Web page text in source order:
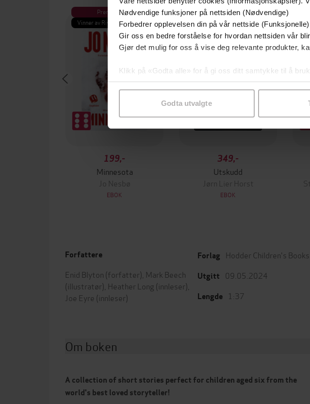
Nødvendige funksjoner på nettsiden (Nødvendige)
Forbedrer opplevelsen din på vår nettside (Funksjonelle)
Gir oss en bedre forståelse for hvordan nettsiden vår
Gjør det mulig for oss å vise deg relevante produkter,
Klikk på «Godta alle» for å gi oss ditt samtykke til å
samtykke til spesifikke formål ved å klikke på
Godta utvalgte
Premium
Vinner av Rivertonprisen
199,-
Minnesota
Jo Nesbø
EBOK
Premium
Første gang på tilbud
349,-
Utskudd
Jørn Lier Horst
EBOK
Forfattere
Enid Blyton (forfatter), Mark Beech
(illustratør), Heather Long (innleser),
Joe Eyre (innleser)
Forlag Hodder Children's Books
Utgitt 09.05.2024
Lengde 1:37
Om boken
A collection of short stories perfect for children aged six from the
world's best loved storyteller!